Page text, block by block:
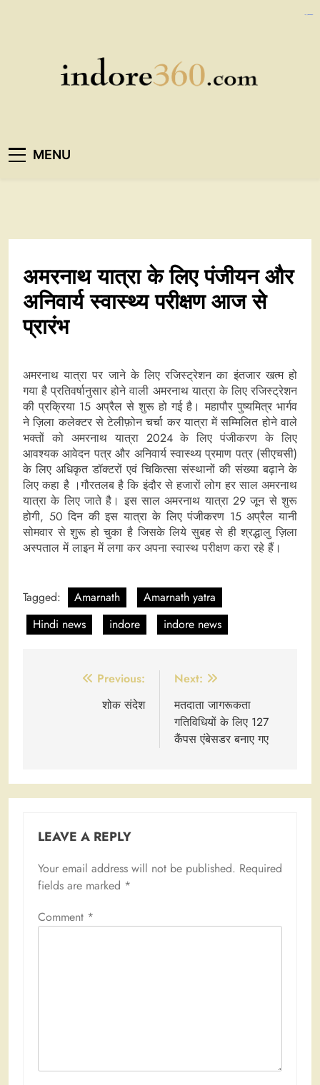
Indore360
MENU
अमरनाथ यात्रा के लिए पंजीयन और
अनिवार्य स्वास्थ्य परीक्षण आज से
प्रारंभ
अमरनाथ यात्रा पर जाने के लिए रजिस्ट्रेशन का इंतजार खत्म हो
गया है प्रतिवर्षानुसार होने वाली अमरनाथ यात्रा के लिए रजिस्ट्रेशन
की प्रक्रिया 15 अप्रैल से शुरू हो गई है। महापौर पुष्यमित्र भार्गव
ने ज़िला कलेक्टर से टेलीफ़ोन चर्चा कर यात्रा में सम्मिलित होने वाले
भक्तों को अमरनाथ यात्रा 2024 के लिए पंजीकरण के लिए
आवश्यक आवेदन पत्र और अनिवार्य स्वास्थ्य प्रमाण पत्र (सीएचसी)
के लिए अधिकृत डॉक्टरों एवं चिकित्सा संस्थानों की संख्या बढ़ाने के
लिए कहा है ।गौरतलब है कि इंदौर से हजारों लोग हर साल अमरनाथ
यात्रा के लिए जाते है। इस साल अमरनाथ यात्रा 29 जून से शुरू
होगी, 50 दिन की इस यात्रा के लिए पंजीकरण 15 अप्रैल यानी
सोमवार से शुरू हो चुका है जिसके लिये सुबह से ही श्रद्धालु ज़िला
अस्पताल में लाइन में लगा कर अपना स्वास्थ परीक्षण करा रहे हैं।
Tagged: Amarnath
Amarnath yatra
Hindi news
indore indore news
navigation
Previous:
शोक संदेश
Next:
मतदाता जागरूकता
गतिविधियों के लिए 127
कैंपस एंबेसडर बनाए गए
LEAVE A REPLY
Your email address will not be published. Required
fields are marked *
Comment *